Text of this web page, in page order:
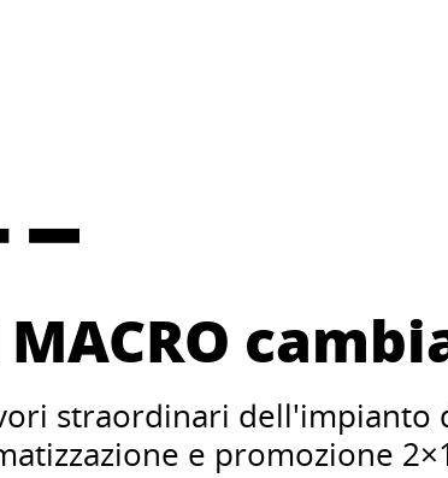
straordinari dell'impianto
e promozione 2×1